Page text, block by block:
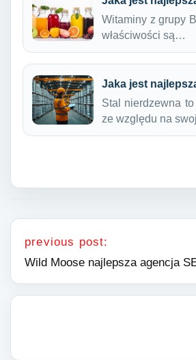
Witaminy z grupy
właściwości są…
Jaka jest
Stal nierdzewna
ze względu na
Nawigacja wpisu
previous post:
Wild Moose najlepsza agencja